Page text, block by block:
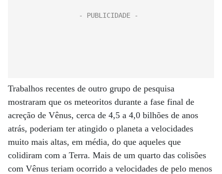
Trabalhos recentes de outro grupo de pesquisa
mostraram que os meteoritos durante a fase final de
acreção de Vênus, cerca de 4,5 a 4,0 bilhões de anos
atrás, poderiam ter atingido o planeta a velocidades
muito mais altas, em média, do que aqueles que
colidiram com a Terra. Mais de um quarto das colisões
com Vênus teriam ocorrido a velocidades de pelo menos